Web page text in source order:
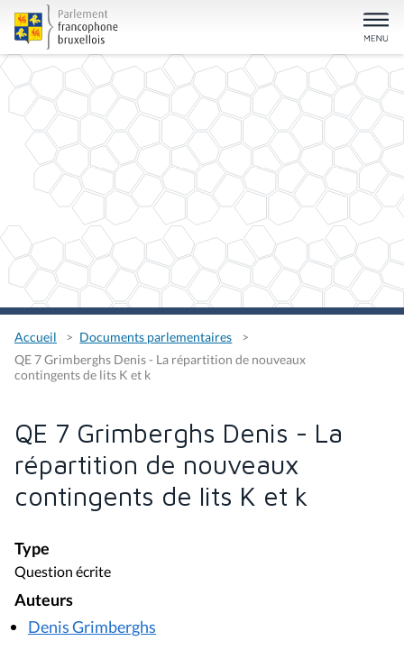
Accueil
Documents parlementaires
QE 7 Grimberghs Denis - La répartition de nouveaux
contingents de lits K et k
QE 7 Grimberghs Denis - La
répartition de nouveaux
contingents de lits K et k
Type
Question écrite
Auteurs
Denis Grimberghs